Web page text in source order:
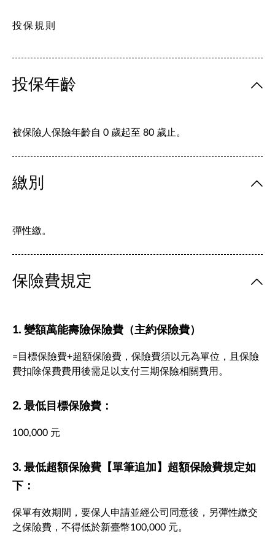
投保規則
投保年齡
被保險人保險年齡自 0 歲起至 80 歲止。
繳別
彈性繳。
保險費規定
1. 變額萬能壽險保險費（主約保險費）
=目標保險費+超額保險費，保險費須以元為單位，且保險
費扣除保費費用後需足以支付三期保險相關費用。
2. 最低目標保險費：
100,000 元
3. 最低超額保險費【單筆追加】超額保險費規定如
下：
保單有效期間，要保人申請並經公司同意後，另彈性繳交
之保險費，不得低於新臺幣100,000 元。